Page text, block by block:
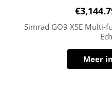
€
Simrad GO9 XSE
Meer